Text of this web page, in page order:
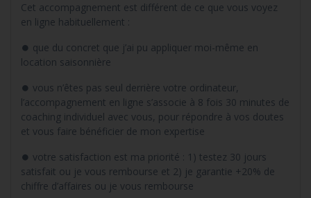
Cet accompagnement est différent de ce que vous voyez
en ligne habituellement :
⏺ que du concret que j’ai pu appliquer moi-même en
location saisonnière
⏺ vous n’êtes pas seul derrière votre ordinateur,
l’accompagnement en ligne s’associe à 8 fois 30 minutes de
coaching individuel avec vous, pour répondre à vos doutes
et vous faire bénéficier de mon expertise
⏺ votre satisfaction est ma priorité : 1) testez 30 jours
satisfait ou je vous rembourse et 2) je garantie +20% de
chiffre d’affaires ou je vous rembourse